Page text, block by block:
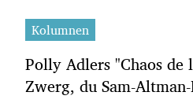
Kolumnen
Polly Adlers "Chaos de
Zwerg, du Sam-